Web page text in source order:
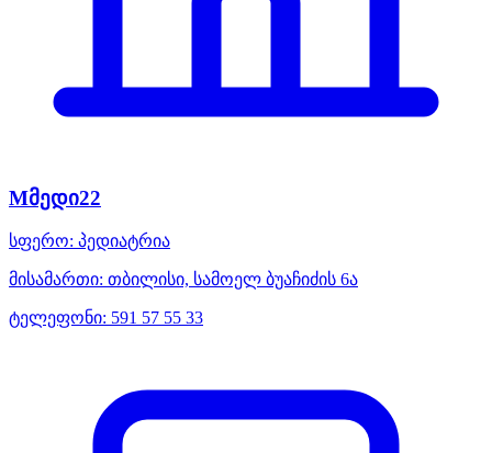
Mმედი22
სფერო: პედიატრია
მისამართი: თბილისი, სამოელ ბუაჩიძის 6ა
ტელეფონი: 591 57 55 33